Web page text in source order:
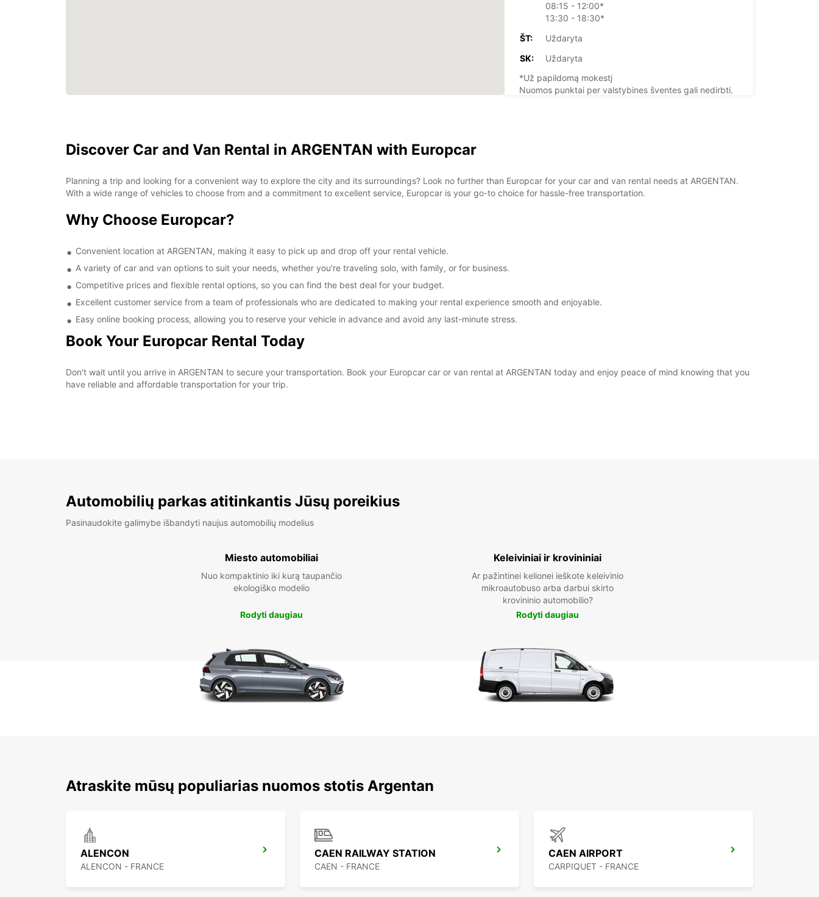
08:15 - 12:00*
13:30 - 18:30*
ŠT:
Uždaryta
SK:
Uždaryta
*Už papildomą mokestį
Nuomos punktai per valstybines šventes gali nedirbti.
Discover Car and Van Rental in ARGENTAN with Europcar
Planning a trip and looking for a convenient way to explore the city and its surroundings? Look no further than Europcar for your car and van rental needs at ARGENTAN.
With a wide range of vehicles to choose from and a commitment to excellent service, Europcar is your go-to choice for hassle-free transportation.
Why Choose Europcar?
Convenient location at ARGENTAN, making it easy to pick up and drop off your rental vehicle.
A variety of car and van options to suit your needs, whether you're traveling solo, with family, or for business.
Competitive prices and flexible rental options, so you can find the best deal for your budget.
Excellent customer service from a team of professionals who are dedicated to making your rental experience smooth and enjoyable.
Easy online booking process, allowing you to reserve your vehicle in advance and avoid any last-minute stress.
Book Your Europcar Rental Today
Don't wait until you arrive in ARGENTAN to secure your transportation. Book your Europcar car or van rental at ARGENTAN today and enjoy peace of mind knowing that you
have reliable and affordable transportation for your trip.
Automobilių parkas atitinkantis Jūsų poreikius
Pasinaudokite galimybe išbandyti naujus automobilių modelius
Miesto automobiliai
Nuo kompaktinio iki kurą taupančio
ekologiško modelio
Rodyti daugiau
Keleiviniai ir krovininiai
Ar pažintinei kelionei ieškote keleivinio
mikroautobuso arba darbui skirto
krovininio automobilio?
Rodyti daugiau
Atraskite mūsų populiarias nuomos stotis Argentan
ALENCON
ALENCON - FRANCE
CAEN RAILWAY STATION
CAEN - FRANCE
CAEN AIRPORT
CARPIQUET - FRANCE